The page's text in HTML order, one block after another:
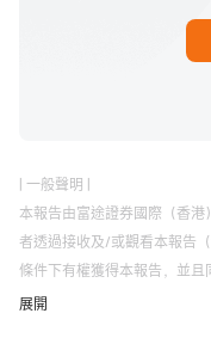
• iShares安硕JPX日
• JPMorgan
• 亚太ETF-
| 一般聲明 |
本報告由富途證券國際（香
者透過接收及/或觀看本報告
條件下有權獲得本報告，並
循這些限制的情況可能構成違
展開